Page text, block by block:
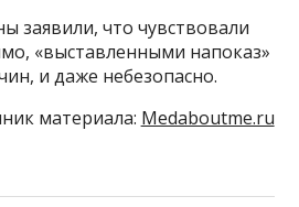
заявили, что чувствовали
«выставленными напоказ»
и даже небезопасно.
материала: Medaboutme.ru